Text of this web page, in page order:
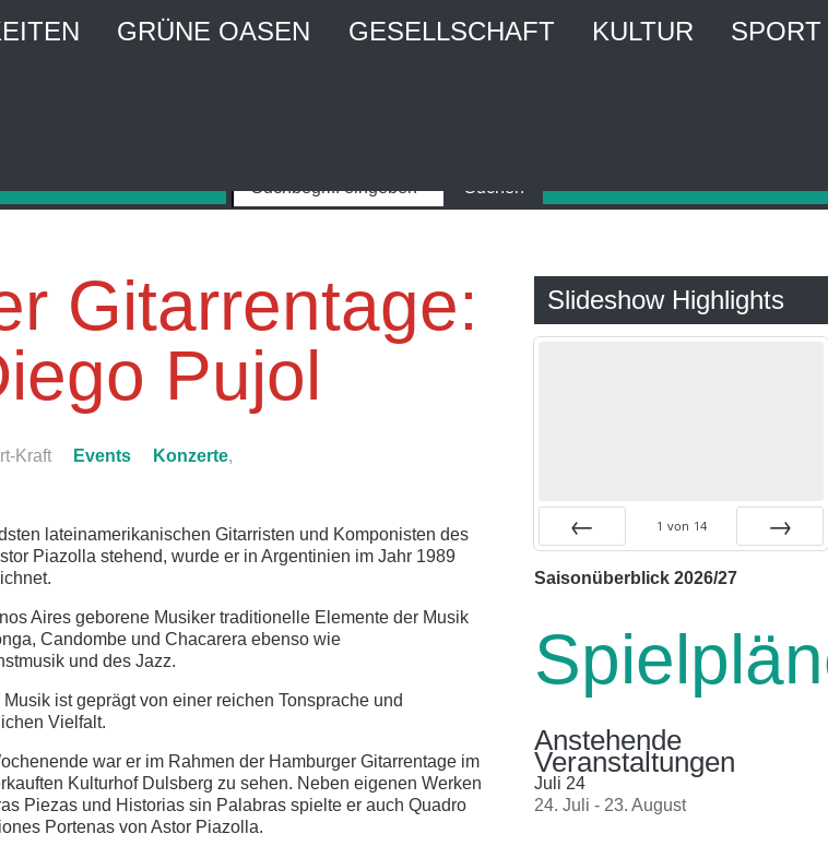
GRÜNE OASEN GESELLSCHAFT KULTUR SPORT
Gitarrentage:
Pujol
Kraft Events Konzerte,
lateinamerikanischen Gitarristen und Komponisten des
Piazolla stehend, wurde er in Argentinien im Jahr 1989
Aires geborene Musiker traditionelle Elemente der Musik
Candombe und Chacarera ebenso wie
und des Jazz.
Musik ist geprägt von einer reichen Tonsprache und
Vielfalt.
war er im Rahmen der Hamburger Gitarrentage im
Kulturhof Dulsberg zu sehen. Neben eigenen Werken
Piezas und Historias sin Palabras spielte er auch Quadro
Portenas von Astor Piazolla.
Slideshow Highlights
1 von 14
Saisonüberblick 2026/27
Anstehende
Veranstaltungen
Juli24
24. Juli -23. August